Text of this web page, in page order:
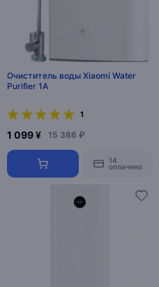
Очиститель воды Xiaomi Water
Purifier 1A
1
1 099 ¥ 15 386 ₽
14
оплачено